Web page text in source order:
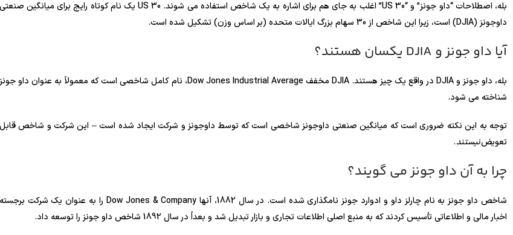
بله، اصطلاحات “داو جونز” و “US 30” اغلب به جای هم برای اشاره به یک شاخص استفاده می شوند. US 30 یک نام کوتاه رایج برای میانگین صنعتی
داوجونز (DJIA) است، زیرا این شاخص از 30 سهام بزرگ ایالات متحده (بر اساس وزن) تشکیل شده است.
آیا داو جونز و DJIA یکسان هستند؟
بله، داو جونز و DJIA در واقع یک چیز هستند. DJIA مخفف Dow Jones Industrial Average، نام کامل شاخصی است که معمولاً به عنوان داو جونز
شناخته می شود.
توجه به این نکته ضروری است که میانگین صنعتی داوجونز شاخصی است که توسط داوجونز و شرکت ایجاد شده است – این شرکت و شاخص قابل
تعویضنیستند.
چرا به آن داو جونز می گویند؟
شاخص داو جونز به نام چارلز داو و ادوارد جونز نامگذاری شده است. در سال 1882، آنها Dow Jones & Company را به عنوان یک شرکت برجسته
اخبار مالی و اطلاعاتی تأسیس کردند که به منبع اصلی اطلاعات تجاری و بازار تبدیل شد و بعداً در سال 1892 شاخص داو جونز را توسعه داد.